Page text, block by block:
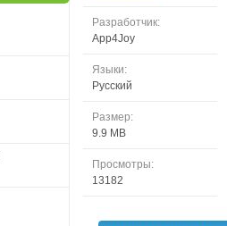
Разработчик:
App4Joy
Языки:
Русский
Размер:
9.9 MB
Просмотры:
13182